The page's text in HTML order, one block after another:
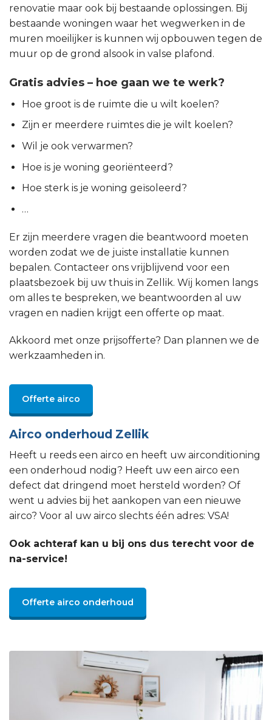
renovatie maar ook bij bestaande oplossingen. Bij
bestaande woningen waar het wegwerken in de
muren moeilijker is kunnen wij opbouwen tegen de
muur op de grond alsook in valse plafond.
Gratis advies – hoe gaan we te werk?
Hoe groot is de ruimte die u wilt koelen?
Zijn er meerdere ruimtes die je wilt koelen?
Wil je ook verwarmen?
Hoe is je woning georiënteerd?
Hoe sterk is je woning geïsoleerd?
…
Er zijn meerdere vragen die beantwoord moeten
worden zodat we de juiste installatie kunnen
bepalen. Contacteer ons vrijblijvend voor een
plaatsbezoek bij uw thuis in Zellik. Wij komen langs
om alles te bespreken, we beantwoorden al uw
vragen en nadien krijgt een offerte op maat.
Akkoord met onze prijsofferte? Dan plannen we de
werkzaamheden in.
Offerte airco
Airco onderhoud Zellik
Heeft u reeds een airco en heeft uw airconditioning
een onderhoud nodig? Heeft uw een airco een
defect dat dringend moet hersteld worden? Of
went u advies bij het aankopen van een nieuwe
airco? Voor al uw airco slechts één adres: VSA!
Ook achteraf kan u bij ons dus terecht voor de
na-service!
Offerte airco onderhoud